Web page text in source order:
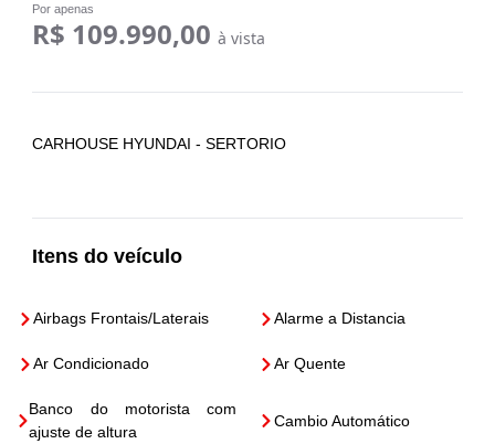
Por apenas
R$ 109.990,00 à vista
CARHOUSE HYUNDAI - SERTORIO
Itens do veículo
Airbags Frontais/Laterais Alarme a Distancia
Ar Condicionado Ar Quente
Banco do motorista com
ajuste de altura
Cambio Automático